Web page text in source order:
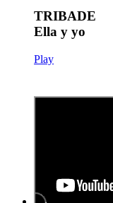
TRIBADE
Ella y yo
Play